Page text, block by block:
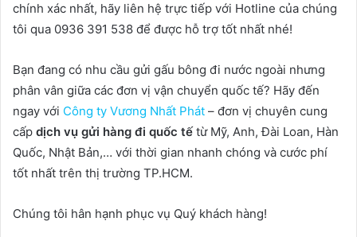
chính xác nhất, hãy liên hệ trực tiếp với Hotline của chúng
tôi qua 0936 391 538 để được hỗ trợ tốt nhất nhé!
Bạn đang có nhu cầu gửi gấu bông đi nước ngoài nhưng
phân vân giữa các đơn vị vận chuyển quốc tế? Hãy đến
ngay với Công ty Vương Nhất Phát – đơn vị chuyên cung
cấp dịch vụ gửi hàng đi quốc tế từ Mỹ, Anh, Đài Loan, Hàn
Quốc, Nhật Bản,… với thời gian nhanh chóng và cước phí
tốt nhất trên thị trường TP.HCM.
Chúng tôi hân hạnh phục vụ Quý khách hàng!